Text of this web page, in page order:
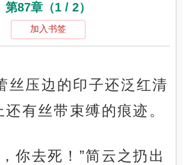
第87章（1 / 2）
加入书签
丝压边的印子还泛红清
有丝带束缚的痕迹。
你去死！”简云之扔出